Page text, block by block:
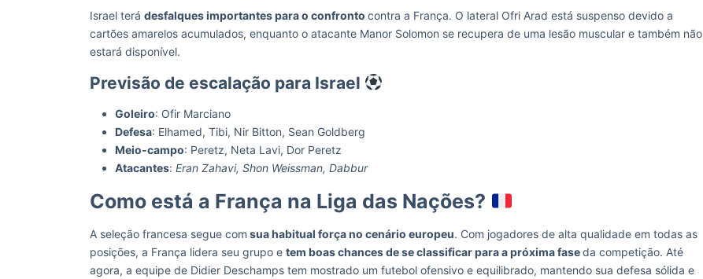
Israel terá desfalques importantes para o confronto contra a França. O lateral Ofri Arad está suspenso devido a
cartões amarelos acumulados, enquanto o atacante Manor Solomon se recupera de uma lesão muscular e também não
estará disponível.
Previsão de escalação para Israel
Goleiro: Ofir Marciano
Defesa: Elhamed, Tibi, Nir Bitton, Sean Goldberg
Meio-campo: Peretz, Neta Lavi, Dor Peretz
Atacantes: Eran Zahavi, Shon Weissman, Dabbur
Como está a França na Liga das Nações?
A seleção francesa segue com sua habitual força no cenário europeu. Com jogadores de alta qualidade em todas as
posições, a França lidera seu grupo e tem boas chances de se classificar para a próxima faseda competição. Até
agora, a equipe de Didier Deschamps tem mostrado um futebol ofensivo e equilibrado, mantendo sua defesa sólida e